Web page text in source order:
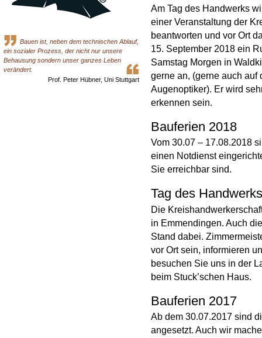
Am Tag des Handwerks
einer Veranstaltung der
beantworten und vor Ort
15. September 2018 ein
Samstag Morgen in
gerne an, (gerne auch auf
Augenoptiker). Er wird
erkennen sein.
Bauferien 2018
Vom 30.07 – 17.08.2018
einen Notdienst
Sie erreichbar sind.
Tag des
Die
in Emmendingen. Auch
Stand dabei.
vor Ort sein, informieren
besuchen Sie uns in der
beim Stuck’schen Haus.
Bauferien 2017
Ab dem 30.07.2017 sind
angesetzt. Auch wir
Bauen ist, neben dem technischen Ablauf,
ein sozialer Prozess, der nicht nur unsere
Behausung sondern unser ganzes Leben
verändert.
Prof. Peter Hübner, Uni Stuttgart